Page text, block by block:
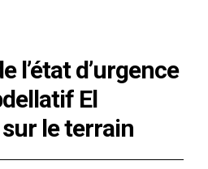
l’état d’urgence
El
le terrain